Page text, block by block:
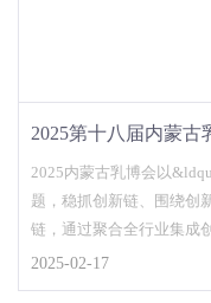
2025第十八届内蒙古
展览会在3月22日敕
2025内蒙古乳博会以
题，稳抓创新链、围绕创
链，通过聚合全行业集成
2025-02-17